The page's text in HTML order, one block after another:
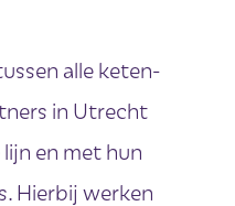
alle keten-
in Utrecht
en met hun
Hierbij werken